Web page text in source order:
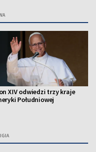
XIV odwiedzi trzy kraje
Południowej